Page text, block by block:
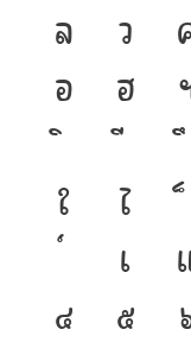
ล
ว
อ
ฮ
ใ
ไ
เ
๔
๕